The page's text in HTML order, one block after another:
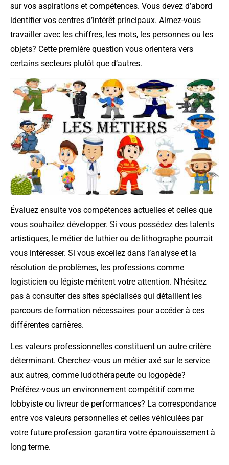
sur vos aspirations et compétences. Vous devez d’abord
identifier vos centres d’intérêt principaux. Aimez-vous
travailler avec les chiffres, les mots, les personnes ou les
objets? Cette première question vous orientera vers
certains secteurs plutôt que d’autres.
Évaluez ensuite vos compétences actuelles et celles que
vous souhaitez développer. Si vous possédez des talents
artistiques, le métier de luthier ou de lithographe pourrait
vous intéresser. Si vous excellez dans l’analyse et la
résolution de problèmes, les professions comme
logisticien ou légiste méritent votre attention. N’hésitez
pas à consulter des sites spécialisés qui détaillent les
parcours de formation nécessaires pour accéder à ces
différentes carrières.
Les valeurs professionnelles constituent un autre critère
déterminant. Cherchez-vous un métier axé sur le service
aux autres, comme ludothérapeute ou logopède?
Préférez-vous un environnement compétitif comme
lobbyiste ou livreur de performances? La correspondance
entre vos valeurs personnelles et celles véhiculées par
votre future profession garantira votre épanouissement à
long terme.